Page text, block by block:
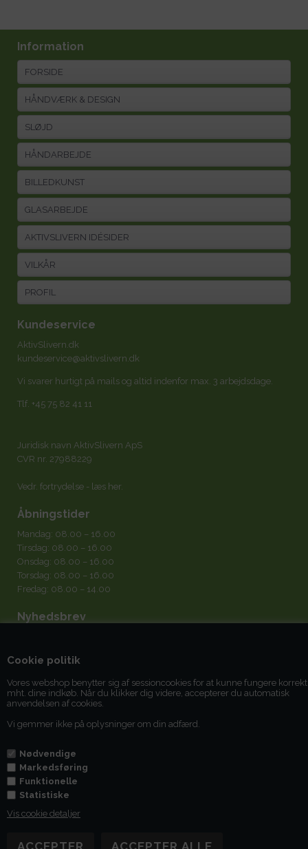
Cookie politik
Vores webshop benytter sig af sessioncookies for at kunne fungere korrekt
mht. dine indkøb. Når du klikker dig videre, accepterer du automatisk
anvendelsen af cookies.
Vi gemmer ikke på oplysninger om din adfærd.
Nødvendige
Markedsføring
Funktionelle
Statistiske
Vis cookie detaljer
Information
FORSIDE
HÅNDVÆRK & DESIGN
SLØJD
HÅNDARBEJDE
BILLEDKUNST
GLASARBEJDE
AKTIVSLIVERN IDÉSIDER
VILKÅR
PROFIL
Kundeservice
AktivSlivern.dk
kundeservice@aktivslivern.dk
Vi svarer hurtigt på mails og altid indenfor max. 3 arbejdsdage.
Tlf. +45 75 82 41 11
Juridisk navn AktivSlivern ApS
CVR nr. 27988229
Vedr. fortrydelse - læs her
Åbningstider
Mandag: 08.00 – 16.00
Tirsdag: 08.00 – 16.00
Onsdag: 08.00 – 16.00
Torsdag: 08.00 – 16.00
Fredag: 08.00 – 14.00
Nyhedsbrev
Jeg acceptererbetingelserne